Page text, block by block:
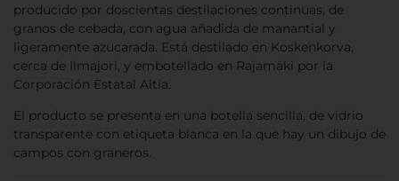
producido por doscientas destilaciones continuas, de
granos de cebada, con agua añadida de manantial y
ligeramente azucarada. Está destilado en Koskenkorva,
cerca de Ilmajori, y embotellado en Rajamäki por la
Corporación Estatal Altia.
El producto se presenta en una botella sencilla, de vidrio
transparente con etiqueta blanca en la que hay un dibujo de
campos con graneros.